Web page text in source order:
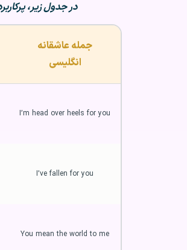
در جدول زیر،
جمله عاشقانه
انگلیسی
I’m head over heels for you
I’ve fallen for you
You mean the world to me